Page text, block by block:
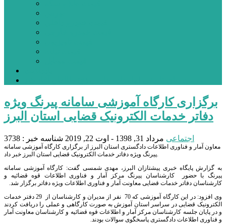
برگزاری کارگاه آموزشی سامانه پیرنگ ویژه
دفاتر خدمات الکترونیک قضایی استان البرز
اجتماعی مرداد 31, 1398 - اوت 22, 2019 شناسه خبر : 3738
معاون آمار و فناوری اطلاعات دادگستری استان البرز از برگزاری کارگاه آموزشی سامانه
پیرنگ ویژه دفاتر خدمات الکترونیک قضایی استان البرز خبر داد.
به گزارش پایگاه خبری پیشتازان البرز، مهدی شمسی گفت: کارگاه آموزشی سامانه
پیرنگ با حضور کارشناسان پیرنگ مرکز آمار و فناوری اطلاعات قوه قضائیه و
کارشناسان دفاتر خدمات قضایی معاونت آمار و فناوری اطلاعات ویژه دفاتر برگزار شد.
وی افزود: در این کارگاه آموزشی که 70 نفر از مدیران و کارشناسان از 29 دفتر خدمات
الکترونیک قضایی در سراسر استان آموزش به صورت کارگاهی و عملی را دریافت کردند
و در پایان جلسه کارشناسان مرکز آمار و اطلاعات قوه قضائیه و کارشناسان معاونت آمار
و فناوری اطلاعات دادگستری پاسخگوی سوالات بودند.